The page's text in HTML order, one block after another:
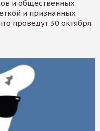
и общественных
и признанных
проведут 30 октября